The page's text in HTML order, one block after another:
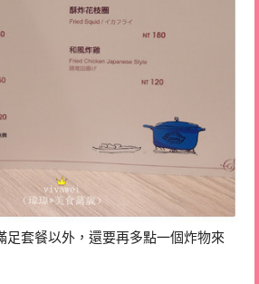
足套餐以外，還要再多點一個炸物來